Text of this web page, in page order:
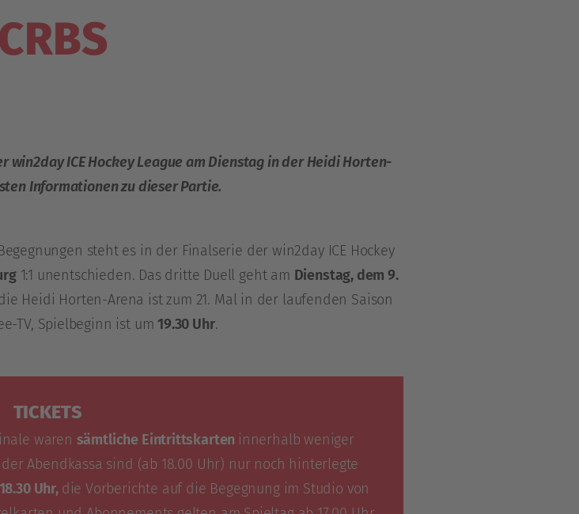
win2day ICE Hockey League am Dienstag in der Heidi Horten-
Informationen zu dieser Partie.
steht es in der Finalserie der win2day ICE Hockey
1:1 unentschieden. Das dritte Duell geht am Dienstag, dem 9.
Heidi Horten-Arena ist zum 21. Mal in der laufenden Saison
TV, Spielbeginn ist um 19.30 Uhr.
TICKETS
waren sämtliche Eintrittskarten innerhalb weniger
der Abendkassa sind (ab 18.00 Uhr) nur noch hinterlegte
Uhr, die Vorberichte auf die Begegnung im Studio von